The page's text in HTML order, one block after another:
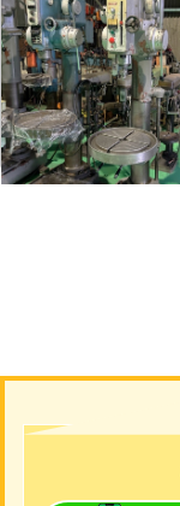
直立ボール盤
メーカー 吉田
形 式YD2-55
年 式-